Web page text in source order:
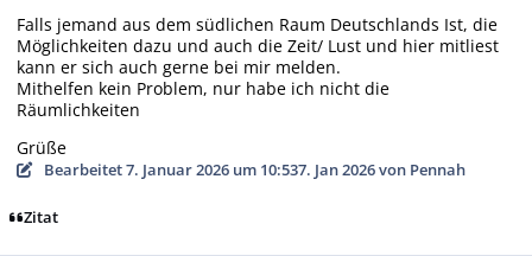
Falls jemand aus dem südlichen Raum Deutschlands Ist, die
Möglichkeiten dazu und auch die Zeit/ Lust und hier mitliest
kann er sich auch gerne bei mir melden.
Mithelfen kein Problem, nur habe ich nicht die
Räumlichkeiten
Grüße
Bearbeitet7. Januar 2026 um 10:537. Jan 2026von Pennah
Zitat